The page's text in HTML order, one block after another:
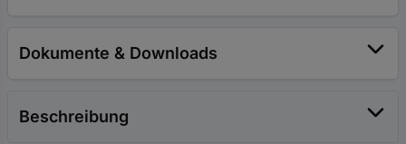
Dokumente & Downloads
Beschreibung